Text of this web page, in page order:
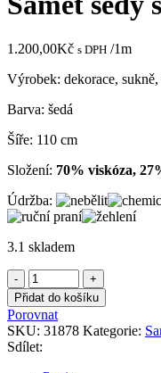
1.200,00Kč s DPH /1m
Výrobek: dekorace,
Barva: šedá
Šíře: 110 cm
Složení: 70% viskóza,
Údržba:
3.1 skladem
Samet
šedý
s
hedvábím
množství
Přidat do košíku
Porovnat
SKU: 31878 Kategorie:
Sdílet: